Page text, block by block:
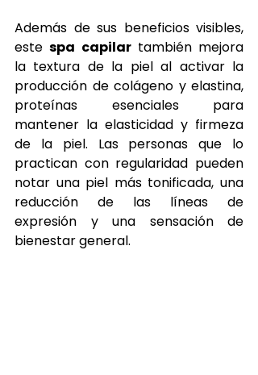
Además de sus beneficios visibles,
este spa capilar también mejora
la textura de la piel al activar la
producción de colágeno y elastina,
proteínas esenciales para
mantener la elasticidad y firmeza
de la piel. Las personas que lo
practican con regularidad pueden
notar una piel más tonificada, una
reducción de las líneas de
expresión y una sensación de
bienestar general.